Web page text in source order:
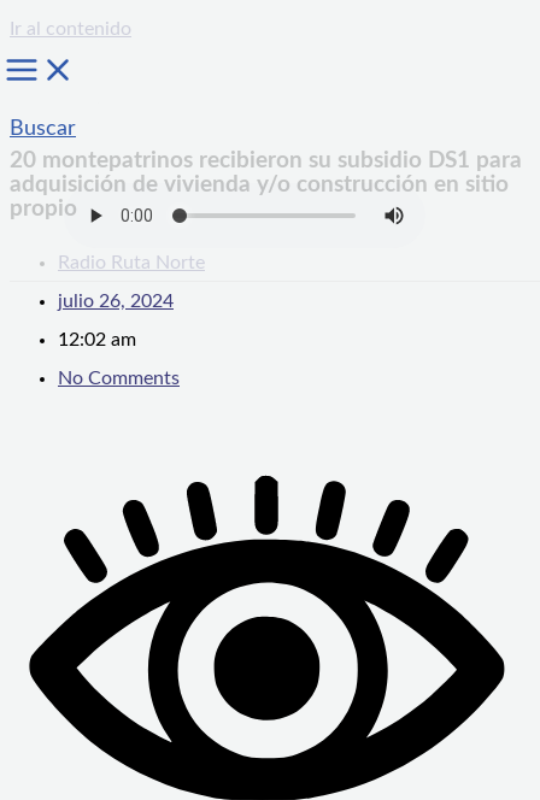
Ir al contenido
Buscar
20 montepatrinos recibieron su subsidio DS1 para
adquisición de vivienda y/o construcción en sitio
propio
Radio Ruta Norte
julio 26, 2024
12:02 am
No Comments